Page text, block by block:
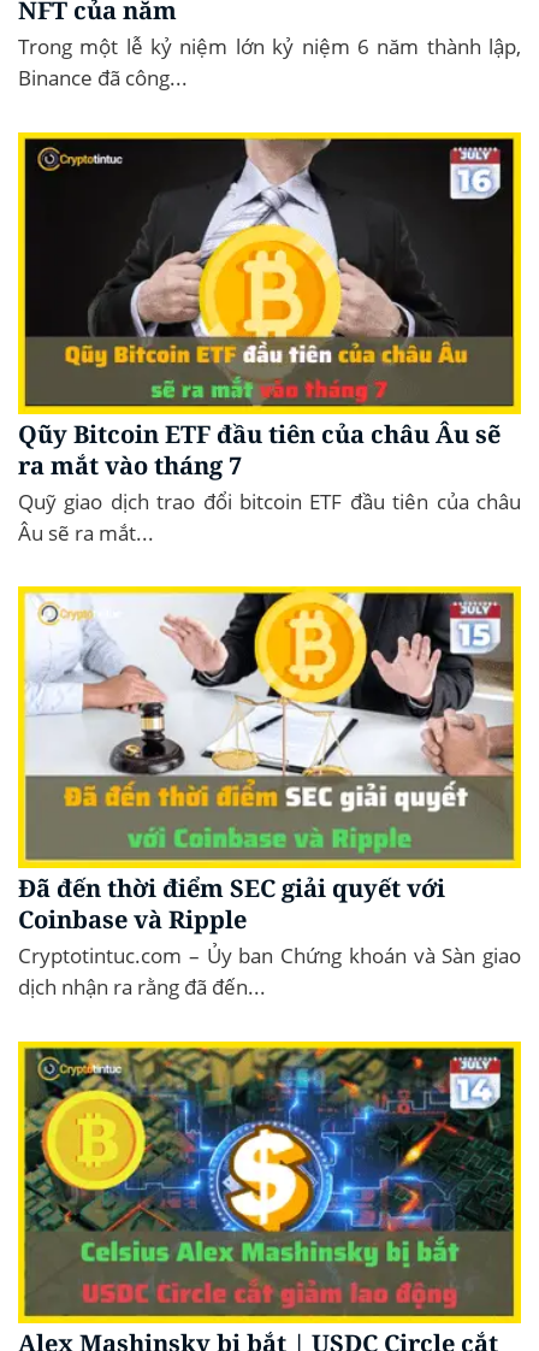
NFT của năm
Trong một lễ kỷ niệm lớn kỷ niệm 6 năm thành lập,
Binance đã công...
Qũy Bitcoin ETF đầu tiên của châu Âu sẽ
ra mắt vào tháng 7
Quỹ giao dịch trao đổi bitcoin ETF đầu tiên của châu
Âu sẽ ra mắt...
Đã đến thời điểm SEC giải quyết với
Coinbase và Ripple
Cryptotintuc.com – Ủy ban Chứng khoán và Sàn giao
dịch nhận ra rằng đã đến...
Alex Mashinsky bị bắt | USDC Circle cắt